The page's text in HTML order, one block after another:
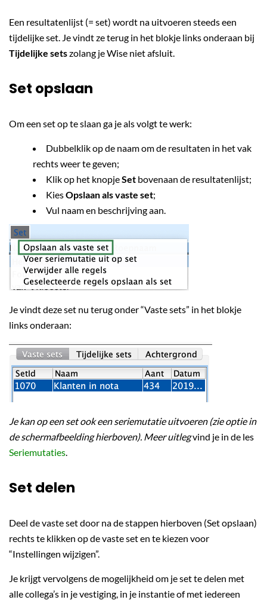
Een resultatenlijst (= set) wordt na uitvoeren steeds een
tijdelijke set. Je vindt ze terug in het blokje links onderaan bij
Tijdelijke setszolang je Wise niet afsluit.
Set opslaan
Om een set op te slaan ga je als volgt te werk:
Dubbelklik op de naam om de resultaten in het vak
rechts weer te geven;
Klik op het knopjeSet bovenaan de resultatenlijst;
KiesOpslaan als vaste set;
Vul naam en beschrijving aan.
Je vindt deze set nu terug onder “Vaste sets” in het blokje
links onderaan:
Je kan op een set ook een seriemutatie uitvoeren (zie optie in
de schermafbeelding hierboven). Meer uitlegvind je in de les
Seriemutaties.
Set delen
Deel de vaste set door na de stappen hierboven (Set opslaan)
rechts te klikken op de vaste set en te kiezen voor
“Instellingen wijzigen”.
Je krijgt vervolgens de mogelijkheid om je set te delen met
alle collega’s in je vestiging, in je instantie of met iedereen